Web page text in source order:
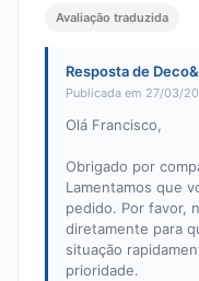
Avaliação traduzida
Resposta de
Publicada em 27/03/
Olá Francisco,
Obrigado por
Lamentamos que
pedido. Por favor,
diretamente para
situação
prioridade.